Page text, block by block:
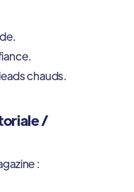
chauds.
/
: